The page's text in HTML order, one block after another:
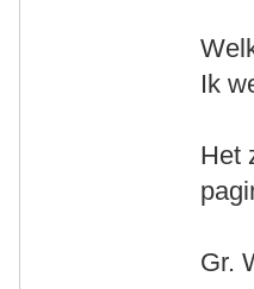
Ik
Het
Gr.